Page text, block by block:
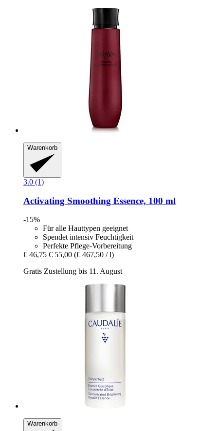
Warenkorb
3.0 (1)
Activating Smoothing Essence, 100 ml
-15%
Für alle Hauttypen geeignet
Spendet intensiv Feuchtigkeit
Perfekte Pflege-Vorbereitung
€ 46,75 € 55,00 (€ 467,50 / l)
Gratis Zustellung bis 11. August
Warenkorb